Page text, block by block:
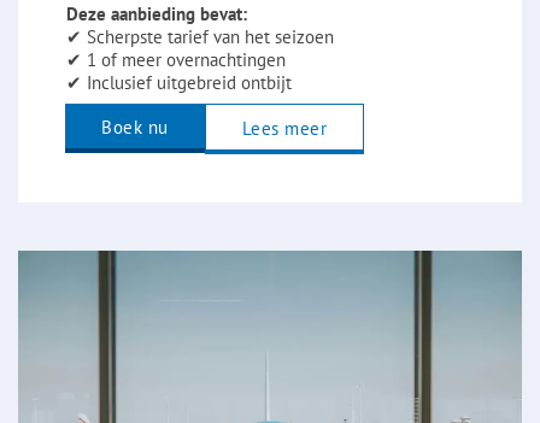
Deze aanbieding bevat:
✔ Scherpste tarief van het seizoen
✔ 1 of meer overnachtingen
✔ Inclusief uitgebreid ontbijt
Boek nu
Lees meer